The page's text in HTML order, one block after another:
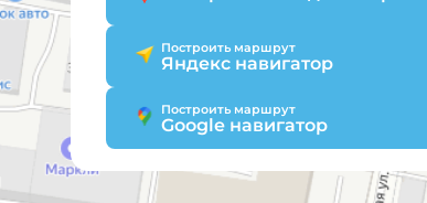
Построить маршрут
Яндекс навигатор
Построить маршрут
Google навигатор